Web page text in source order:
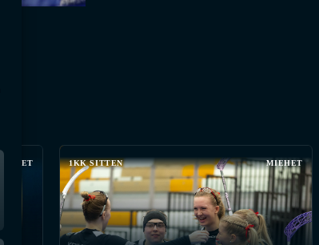
MIEHET 1KK SITTEN MIEHET